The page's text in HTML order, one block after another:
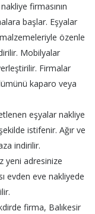
firmasının
başlar. Eşyalar
özenle
Mobilyalar
Firmalar
kaparo veya
eşyalar nakliye
istifenir. Ağır ve
indirilir.
yeni adresinize
evden eve nakliyede
firma, Balıkesir